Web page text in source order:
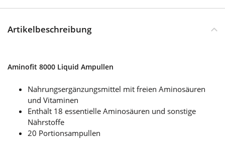
Artikelbeschreibung
Aminofit 8000 Liquid Ampullen
Nahrungsergänzungsmittel mit freien Aminosäuren
und Vitaminen
Enthält 18 essentielle Aminosäuren und sonstige
Nährstoffe
20 Portionsampullen